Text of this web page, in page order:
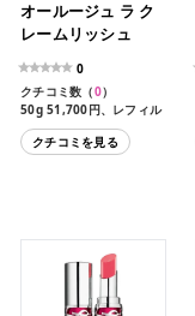
オールージュ ラ ク
レームリッシュ
0
クチコミ数（0）
50g 51,700円、レフィル
44,550円
クチコミを見る